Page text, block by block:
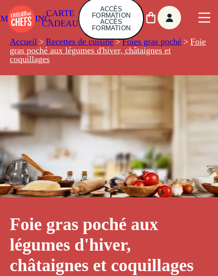
CARTE
CADEAU
ACCÈS
FORMATION
ACCÈS
FORMATION
Accueil > Recettes de cuisine > Foies gras poché > Foie
gras poché aux légumes d'hiver, châtaignes et
coquillages
Foie gras poché aux
légumes d'hiver,
châtaignes et coquillages